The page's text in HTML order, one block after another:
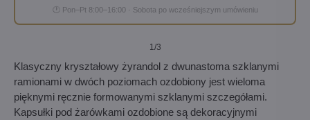
🕐 Pon–Pt 8:00–16:00 · Sobota po wcześniejszym umówieniu
1 /3
Klasyczny kryształowy żyrandol z dwunastoma szklanymi
ramionami w dwóch poziomach ozdobiony jest wieloma
pięknymi ręcznie formowanymi szklanymi szczegółami.
Kapsułki pod żarówkami ozdobione są dekoracyjnymi